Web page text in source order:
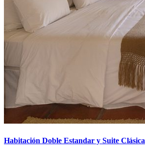
Habitación Doble Estandar y Suite Clásica